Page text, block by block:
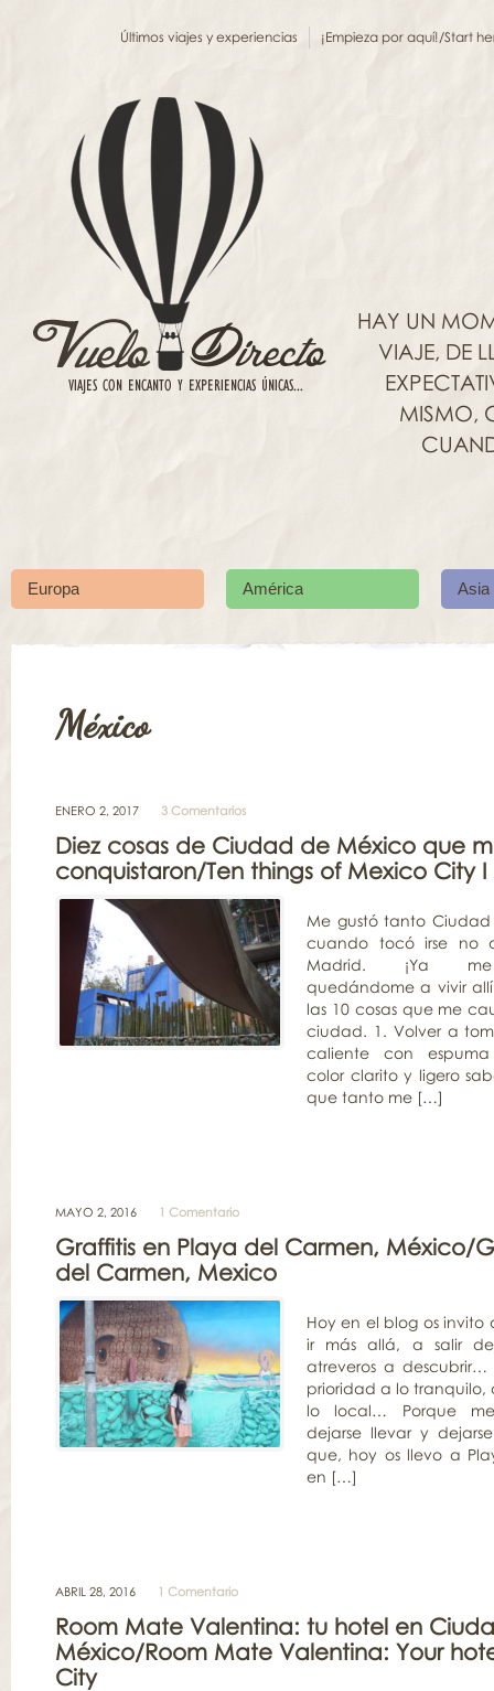
Últimos viajes y experiencias ¡Empieza por aquí!/Start
HAY UN
VIAJE, DE
MISMO,
Europa América Asia
México
ENERO 2, 2017 3 Comentarios
Diez cosas de Ciudad de México que
conquistaron/Ten things of Mexico City
Me gustó tanto
cuando tocó irse no
Madrid. ¡Ya me
quedándome a vivir
las 10 cosas que me
ciudad. 1. Volver a
caliente con
color clarito y ligero
que tanto me […]
MAYO 2, 2016 1 Comentario
Graffitis en Playa del Carmen, México/
del Carmen, Mexico
Hoy en el blog os invito
ir más allá, a salir
atreveros a
prioridad a lo tranquilo,
lo local… Porque
dejarse llevar y
que, hoy os llevo a
en […]
ABRIL 28, 2016 1 Comentario
Room Mate Valentina: tu hotel en
México/Room Mate Valentina: Your
City